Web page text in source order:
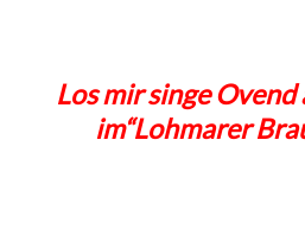
Los mir singe
im“Lohmarer